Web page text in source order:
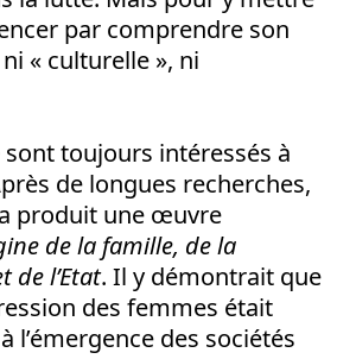
par comprendre son
« culturelle », ni
sont toujours intéressés à
de longues recherches,
produit une œuvre
de la famille, de la
de l’Etat. Il y démontrait que
des femmes était
l’émergence des sociétés